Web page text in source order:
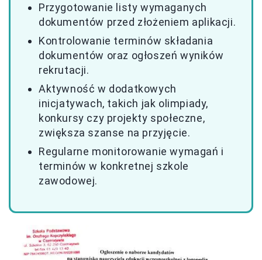
Przygotowanie listy wymaganych
dokumentów przed złożeniem aplikacji.
Kontrolowanie terminów składania
dokumentów oraz ogłoszeń wyników
rekrutacji.
Aktywność w dodatkowych
inicjatywach, takich jak olimpiady,
konkursy czy projekty społeczne,
zwiększa szanse na przyjęcie.
Regularne monitorowanie wymagań i
terminów w konkretnej szkole
zawodowej.